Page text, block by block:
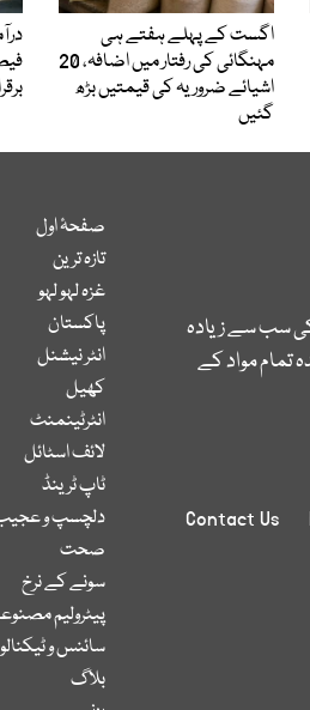
اگست کے پہلے ہفتے ہی
مہنگائی کی رفتار میں اضافہ، 20
اشیائے ضروریہ کی قیمتیں بڑھ
گئیں
سب سے زیادہ
تمام مواد کے
Contact Us
صفحۂ اول
تازہ ترین
غزہ لہو لہو
پاکستان
انٹر نیشنل
کھیل
انٹرٹینمنٹ
لائف اسٹائل
ٹاپ ٹرینڈ
دلچسپ و
صحت
سونے کے نرخ
پیٹرولیم
سائنس و
بلاگ